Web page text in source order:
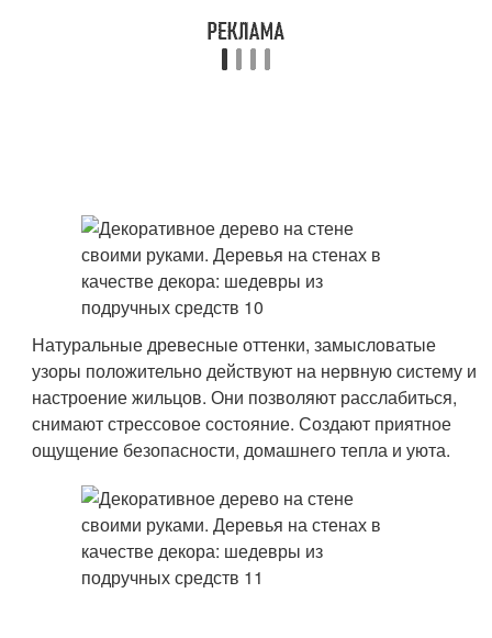
Натуральные древесные оттенки, замысловатые
узоры положительно действуют на нервную систему и
настроение жильцов. Они позволяют расслабиться,
снимают стрессовое состояние. Создают приятное
ощущение безопасности, домашнего тепла и уюта.